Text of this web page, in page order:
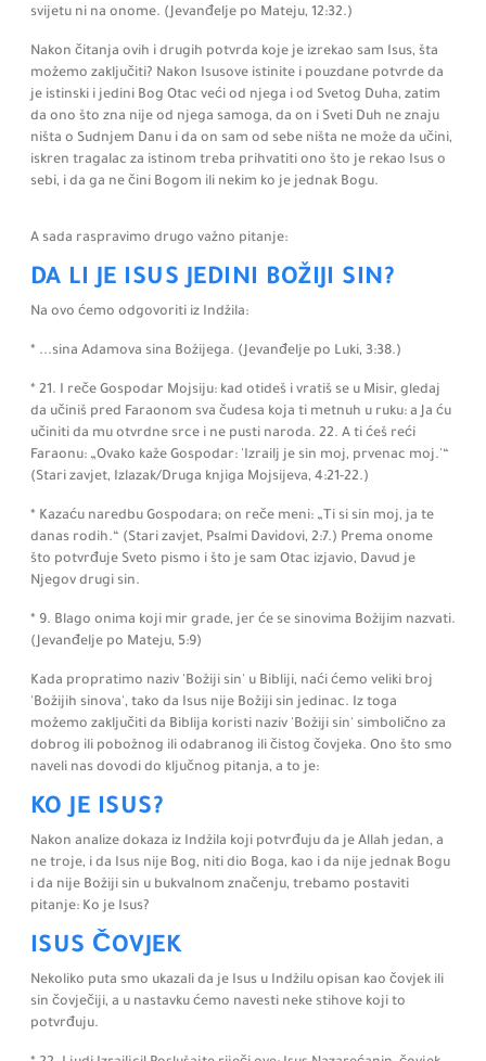
svijetu ni na onome. (Jevanđelje po Mateju, 12:32.)
Nakon čitanja ovih i drugih potvrda koje je izrekao sam Isus, šta
možemo zaključiti? Nakon Isusove istinite i pouzdane potvrde da
je istinski i jedini Bog Otac veći od njega i od Svetog Duha, zatim
da ono što zna nije od njega samoga, da on i Sveti Duh ne znaju
ništa o Sudnjem Danu i da on sam od sebe ništa ne može da učini,
iskren tragalac za istinom treba prihvatiti ono što je rekao Isus o
sebi, i da ga ne čini Bogom ili nekim ko je jednak Bogu.
A sada raspravimo drugo važno pitanje:
DA LI JE ISUS JEDINI BOŽIJI SIN?
Na ovo ćemo odgovoriti iz Indžila:
* ...sina Adamova sina Božijega. (Jevanđelje po Luki, 3:38.)
* 21. I reče Gospodar Mojsiju: kad otideš i vratiš se u Misir, gledaj
da učiniš pred Faraonom sva čudesa koja ti metnuh u ruku: a Ja ću
učiniti da mu otvrdne srce i ne pusti naroda. 22. A ti ćeš reći
Faraonu: „Ovako kaže Gospodar: 'Izrailj je sin moj, prvenac moj.'“
(Stari zavjet, Izlazak/Druga knjiga Mojsijeva, 4:21-22.)
* Kazaću naredbu Gospodara; on reče meni: „Ti si sin moj, ja te
danas rodih.“ (Stari zavjet, Psalmi Davidovi, 2:7.) Prema onome
što potvrđuje Sveto pismo i što je sam Otac izjavio, Davud je
Njegov drugi sin.
* 9. Blago onima koji mir grade, jer će se sinovima Božijim nazvati.
(Jevanđelje po Mateju, 5:9)
Kada propratimo naziv 'Božiji sin' u Bibliji, naći ćemo veliki broj
'Božijih sinova', tako da Isus nije Božiji sin jedinac. Iz toga
možemo zaključiti da Biblija koristi naziv 'Božiji sin' simbolično za
dobrog ili pobožnog ili odabranog ili čistog čovjeka. Ono što smo
naveli nas dovodi do ključnog pitanja, a to je:
KO JE ISUS?
Nakon analize dokaza iz Indžila koji potvrđuju da je Allah jedan, a
ne troje, i da Isus nije Bog, niti dio Boga, kao i da nije jednak Bogu
i da nije Božiji sin u bukvalnom značenju, trebamo postaviti
pitanje: Ko je Isus?
ISUS ČOVJEK
Nekoliko puta smo ukazali da je Isus u Indžilu opisan kao čovjek ili
sin čovječiji, a u nastavku ćemo navesti neke stihove koji to
potvrđuju.